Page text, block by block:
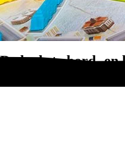
De leukste bord-